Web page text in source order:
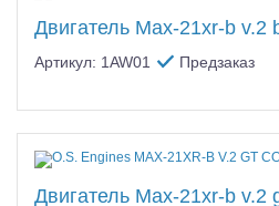
Двигатель Max-21xr-b v.2
Артикул: 1AW01 Предзаказ
Двигатель Max-21xr-b v.2